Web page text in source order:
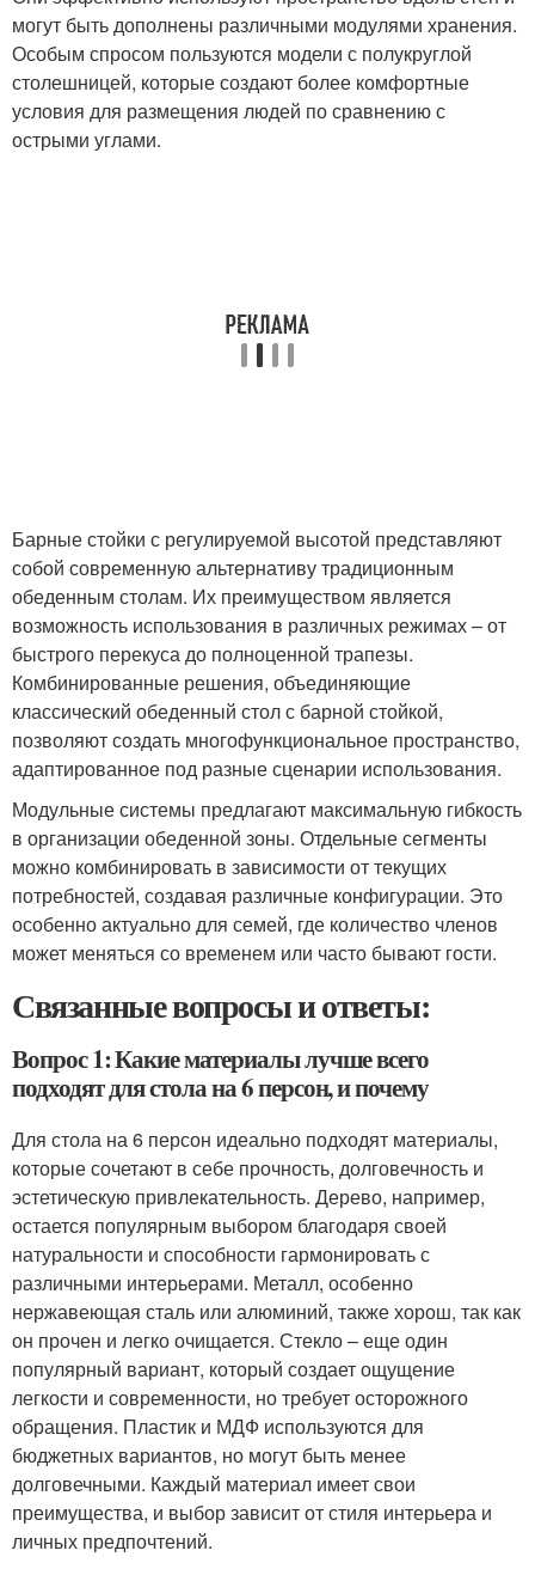
могут быть дополнены различными модулями хранения.
Особым спросом пользуются модели с полукруглой
столешницей, которые создают более комфортные
условия для размещения людей по сравнению с
острыми углами.
Барные стойки с регулируемой высотой представляют
собой современную альтернативу традиционным
обеденным столам. Их преимуществом является
возможность использования в различных режимах – от
быстрого перекуса до полноценной трапезы.
Комбинированные решения, объединяющие
классический обеденный стол с барной стойкой,
позволяют создать многофункциональное пространство,
адаптированное под разные сценарии использования.
Модульные системы предлагают максимальную гибкость
в организации обеденной зоны. Отдельные сегменты
можно комбинировать в зависимости от текущих
потребностей, создавая различные конфигурации. Это
особенно актуально для семей, где количество членов
может меняться со временем или часто бывают гости.
Связанные вопросы и ответы:
Вопрос 1: Какие материалы лучше всего
подходят для стола на 6 персон, и почему
Для стола на 6 персон идеально подходят материалы,
которые сочетают в себе прочность, долговечность и
эстетическую привлекательность. Дерево, например,
остается популярным выбором благодаря своей
натуральности и способности гармонировать с
различными интерьерами. Металл, особенно
нержавеющая сталь или алюминий, также хорош, так как
он прочен и легко очищается. Стекло – еще один
популярный вариант, который создает ощущение
легкости и современности, но требует осторожного
обращения. Пластик и МДФ используются для
бюджетных вариантов, но могут быть менее
долговечными. Каждый материал имеет свои
преимущества, и выбор зависит от стиля интерьера и
личных предпочтений.